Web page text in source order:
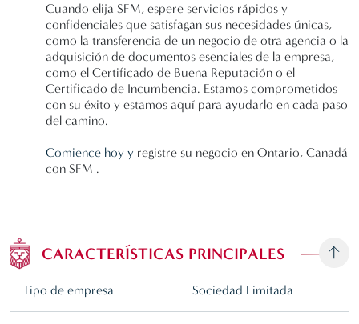
Cuando elija SFM, espere servicios rápidos y
confidenciales que satisfagan sus necesidades únicas,
como la transferencia de un negocio de otra agencia o la
adquisición de documentos esenciales de la empresa,
como el Certificado de Buena Reputación o el
Certificado de Incumbencia. Estamos comprometidos
con su éxito y estamos aquí para ayudarlo en cada paso
del camino.
Comience hoy y registre su negocio en Ontario, Canadá
con SFM .
CARACTERÍSTICAS PRINCIPALES
Tipo de empresa Sociedad Limitada